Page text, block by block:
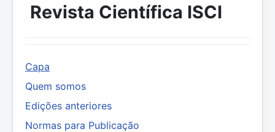
Revista Científica ISCI
Capa
Quem somos
Edições anteriores
Normas para Publicação